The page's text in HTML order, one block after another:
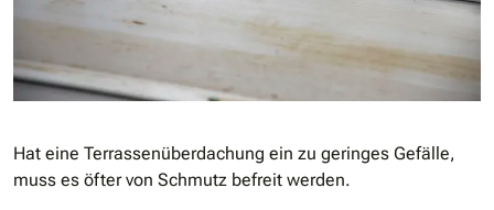
Hat eine Terrassenüberdachung ein zu geringes Gefälle,
muss es öfter von Schmutz befreit werden.